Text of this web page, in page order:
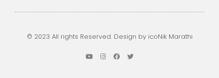
© 2023 All rights Reserved. Design by icoNik Marathi